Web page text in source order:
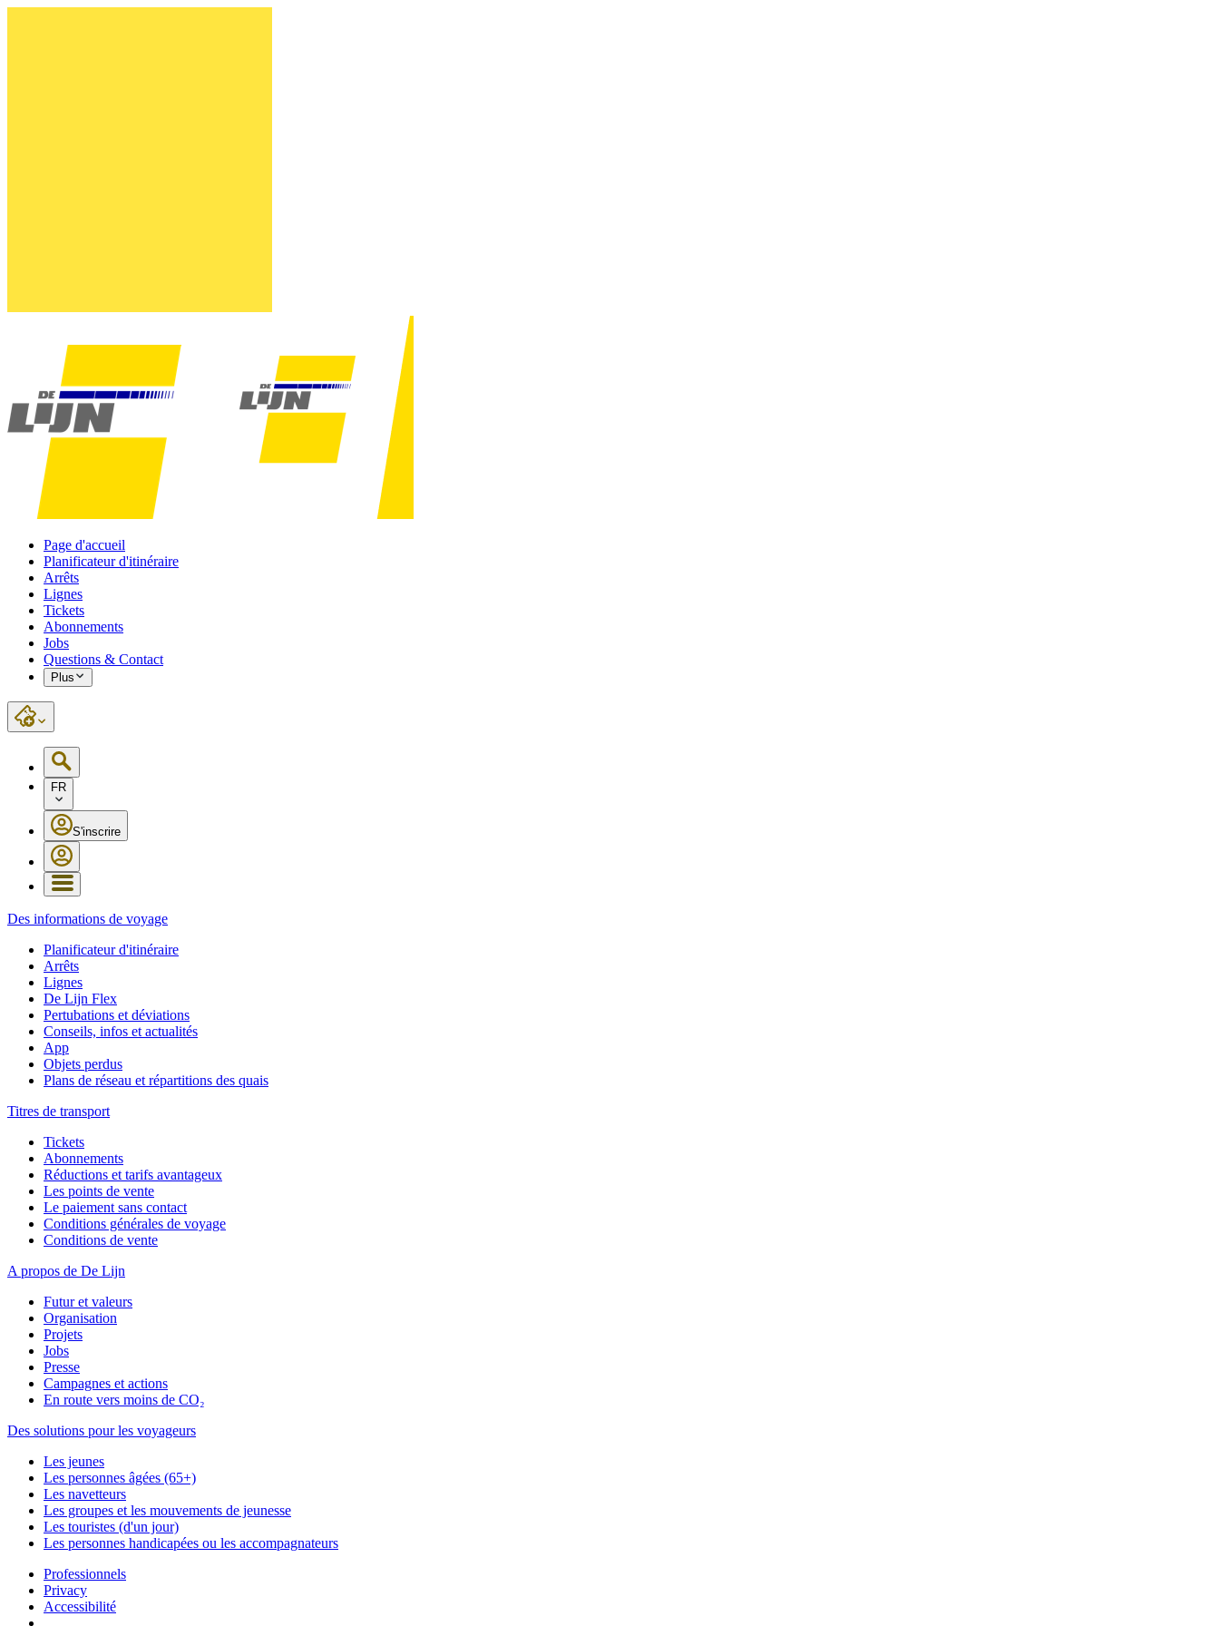
Page d'accueil
Planificateur d'itinéraire
Arrêts
Lignes
Tickets
Abonnements
Jobs
Questions & Contact
Plus
FR
S'inscrire
Des informations de voyage
Planificateur d'itinéraire
Arrêts
Lignes
De Lijn Flex
Pertubations et déviations
Conseils, infos et actualités
App
Objets perdus
Plans de réseau et répartitions des quais
Titres de transport
Tickets
Abonnements
Réductions et tarifs avantageux
Les points de vente
Le paiement sans contact
Conditions générales de voyage
Conditions de vente
A propos de De Lijn
Futur et valeurs
Organisation
Projets
Jobs
Presse
Campagnes et actions
En route vers moins de CO₂
Des solutions pour les voyageurs
Les jeunes
Les personnes âgées (65+)
Les navetteurs
Les groupes et les mouvements de jeunesse
Les touristes (d'un jour)
Les personnes handicapées ou les accompagnateurs
Professionnels
Privacy
Accessibilité